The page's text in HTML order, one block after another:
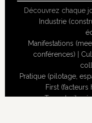
Découvrez chaque
Industrie
Manifestations
conférences)
Pratique (pilotage,
First (facteurs
Tous droits